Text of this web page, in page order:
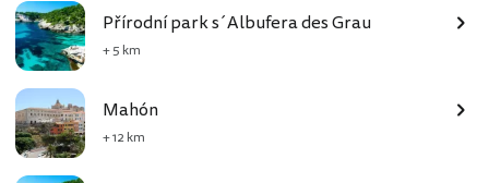
Přírodní park s´Albufera des Grau
+ 5 km
Mahón
+ 12 km